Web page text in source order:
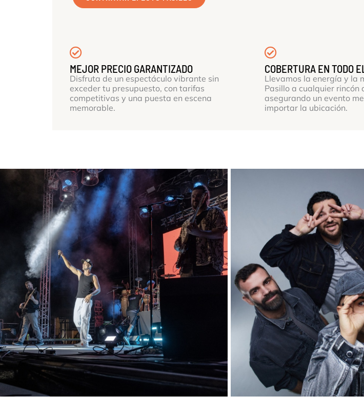
MEJOR PRECIO GARANTIZADO
Disfruta de un espectáculo vibrante sin
exceder tu presupuesto, con tarifas
competitivas y una puesta en escena
memorable.
COBERTURA EN TODO
Llevamos la energía y la
Pasillo a cualquier rincón
asegurando un evento
importar la ubicación.